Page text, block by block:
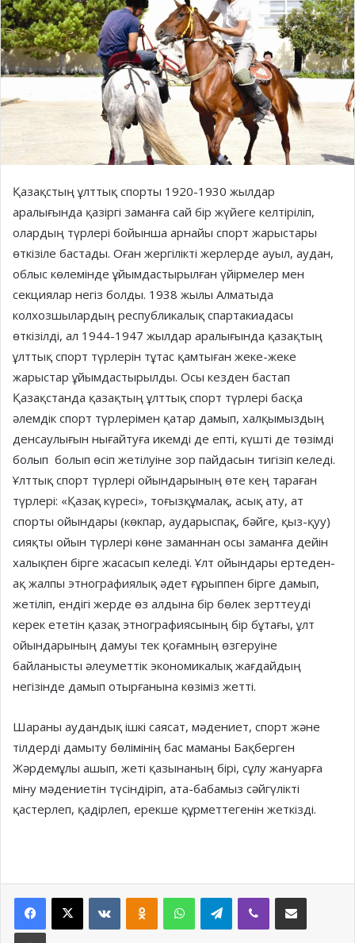
Қазақстың ұлттық спорты 1920-1930 жылдар
аралығында қазіргі заманға сай бір жүйеге келтіріліп,
олардың түрлері бойынша арнайы спорт жарыстары
өткізіле бастады. Оған жергілікті жерлерде ауыл, аудан,
облыс көлемінде ұйымдастырылған үйірмелер мен
секциялар негіз болды. 1938 жылы Алматыда
колхозшылардың республикалық спартакиадасы
өткізілді, ал 1944-1947 жылдар аралығында қазақтың
ұлттық спорт түрлерін тұтас қамтыған жеке-жеке
жарыстар ұйымдастырылды. Осы кезден бастап
Қазақстанда қазақтың ұлттық спорт түрлері басқа
әлемдік спорт түрлерімен қатар дамып, халқымыздың
денсаулығын нығайтуға икемді де епті, күшті де төзімді
болып болып өсіп жетілуіне зор пайдасын тигізіп келеді.
Ұлттық спорт түрлері ойындарының өте кең тараған
түрлері: «Қазақ күресі», тоғызқұмалақ, асық ату, ат
спорты ойындары (көкпар, аударыспақ, бәйге, қыз-қуу)
сияқты ойын түрлері көне заманнан осы заманға дейін
халықпен бірге жасасып келеді. Ұлт ойындары ертеден-
ақ жалпы этнографиялық әдет ғұрыппен бірге дамып,
жетіліп, ендігі жерде өз алдына бір бөлек зерттеуді
керек ететін қазақ этнографиясының бір бұтағы, ұлт
ойындарының дамуы тек қоғамның өзгеруіне
байланысты әлеуметтік экономикалық жағдайдың
негізінде дамып отырғанына көзіміз жетті.
Шараны аудандық ішкі саясат, мәдениет, спорт және
тілдерді дамыту бөлімінің бас маманы Бақберген
Жәрдемұлы ашып, жеті қазынаның бірі, сұлу жануарға
міну мәдениетін түсіндіріп, ата-бабамыз сәйгүлікті
қастерлеп, қадірлеп, ерекше құрметтегенін жеткізді.
Facebook
X VKontakteOdnoklassniki
WhatsAppTelegramViber Share via Email
Print